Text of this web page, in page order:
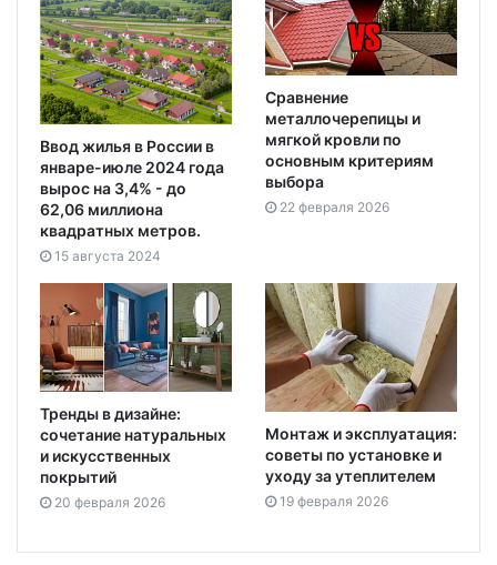
Ввод жилья в России в
январе-июле 2024 года
вырос на 3,4% - до
62,06 миллиона
квадратных метров.
15 августа 2024
Сравнение
металлочерепицы и
мягкой кровли по
основным критериям
выбора
22 февраля 2026
Тренды в дизайне:
сочетание натуральных
и искусственных
покрытий
20 февраля 2026
Монтаж и эксплуатация:
советы по установке и
уходу за утеплителем
19 февраля 2026